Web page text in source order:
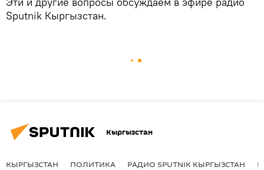
Sputnik Кыргызстан.
Кыргызстан
КЫРГЫЗСТАН ПОЛИТИКА РАДИО SPUTNIK КЫРГЫЗСТАН